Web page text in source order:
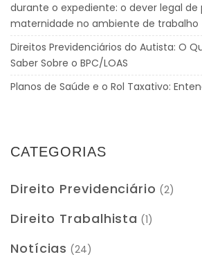
durante o expediente: o dever legal de
maternidade no ambiente de trabalho
Direitos Previdenciários do Autista: O
Saber Sobre o BPC/LOAS
Planos de Saúde e o Rol Taxativo:
CATEGORIAS
Direito Previdenciário (2)
Direito Trabalhista (1)
Notícias (24)